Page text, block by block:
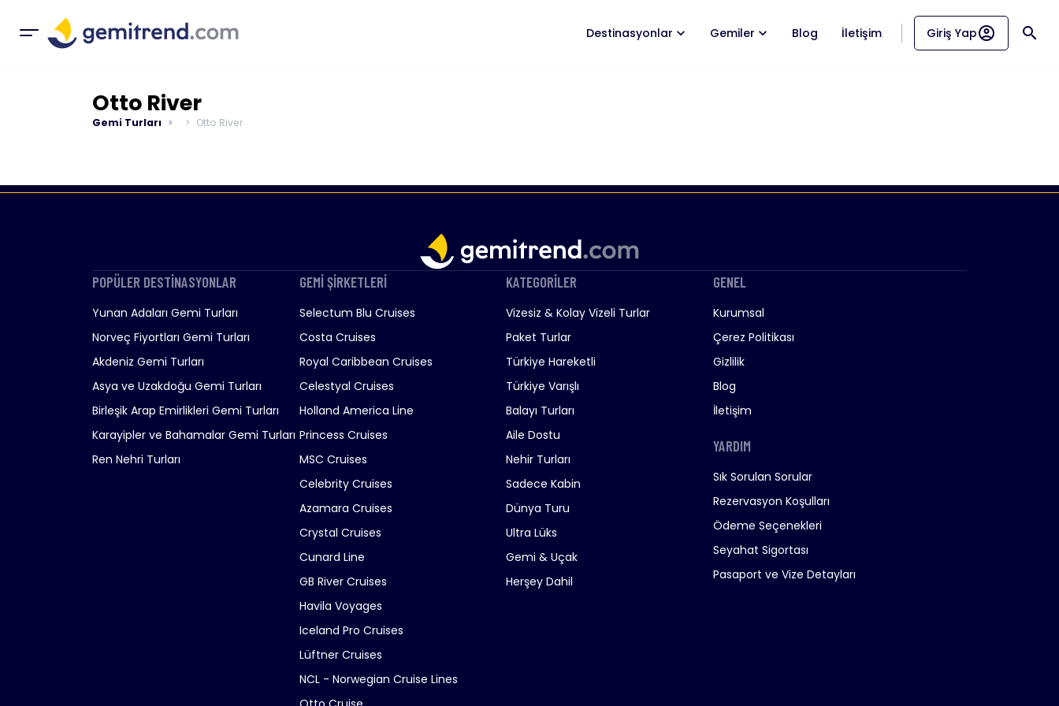
Destinasyonlar Gemiler Blog İletişim Giriş Yapaccount_circle search
Otto River
Gemi Turları Otto River
POPÜLER DESTİNASYONLAR
Yunan Adaları Gemi Turları
Norveç Fiyortları Gemi Turları
Akdeniz Gemi Turları
Asya ve Uzakdoğu Gemi Turları
Birleşik Arap Emirlikleri Gemi Turları
Karayipler ve Bahamalar Gemi Turları
Ren Nehri Turları
GEMİ ŞİRKETLERİ
Selectum Blu Cruises
Costa Cruises
Royal Caribbean Cruises
Celestyal Cruises
Holland America Line
Princess Cruises
MSC Cruises
Celebrity Cruises
Azamara Cruises
Crystal Cruises
Cunard Line
GB River Cruises
Havila Voyages
Iceland Pro Cruises
Lüftner Cruises
NCL - Norwegian Cruise Lines
KATEGORİLER
Vizesiz & Kolay Vizeli Turlar
Paket Turlar
Türkiye Hareketli
Türkiye Varışlı
Balayı Turları
Aile Dostu
Nehir Turları
Sadece Kabin
Dünya Turu
Ultra Lüks
Gemi & Uçak
Herşey Dahil
GENEL
Kurumsal
Çerez Politikası
Gizlilik
Blog
İletişim
YARDIM
Sık Sorulan Sorular
Rezervasyon Koşulları
Ödeme Seçenekleri
Seyahat Sigortası
Pasaport ve Vize Detayları